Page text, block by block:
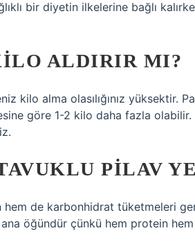
bir diyetin ilkelerine bağlı
ALDIRIR MI?
kilo alma olasılığınız yüksektir.
göre 1-2 kilo daha fazla
PILAV
hem de karbonhidrat tüketmeleri
öğündür çünkü hem protein